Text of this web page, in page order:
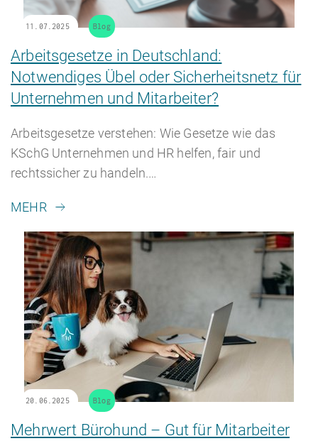
HR Beratung
Lohnabrechnung
11.07.2025 Blog
Arbeitsgesetze in Deutschland:
Notwendiges Übel oder Sicherheitsnetz für
Unternehmen und Mitarbeiter?
Arbeitsgesetze verstehen: Wie Gesetze wie das
KSchG Unternehmen und HR helfen, fair und
rechtssicher zu handeln.…
MEHR
20.06.2025 Blog
Mehrwert Bürohund – Gut für Mitarbeiter